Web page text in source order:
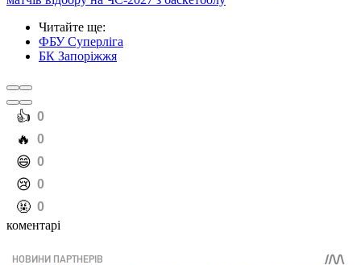
Читайте ще:
ФБУ Суперліга
БК Запоріжжя
️👍 0
️🔥 0
️😄 0
️😢 0
️🤬 0
коментарі